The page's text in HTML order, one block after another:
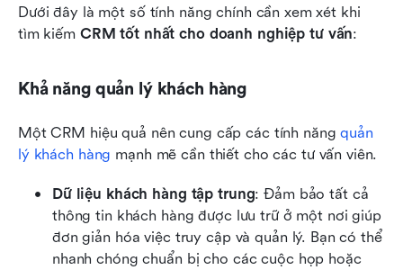
Dưới đây là một số tính năng chính cần xem xét khi
tìm kiếm CRM tốt nhất cho doanh nghiệp tư vấn:
Khả năng quản lý khách hàng
Một CRM hiệu quả nên cung cấp các tính năng quản
lý khách hàng mạnh mẽ cần thiết cho các tư vấn viên.
Dữ liệu khách hàng tập trung: Đảm bảo tất cả
thông tin khách hàng được lưu trữ ở một nơi giúp
đơn giản hóa việc truy cập và quản lý. Bạn có thể
nhanh chóng chuẩn bị cho các cuộc họp hoặc